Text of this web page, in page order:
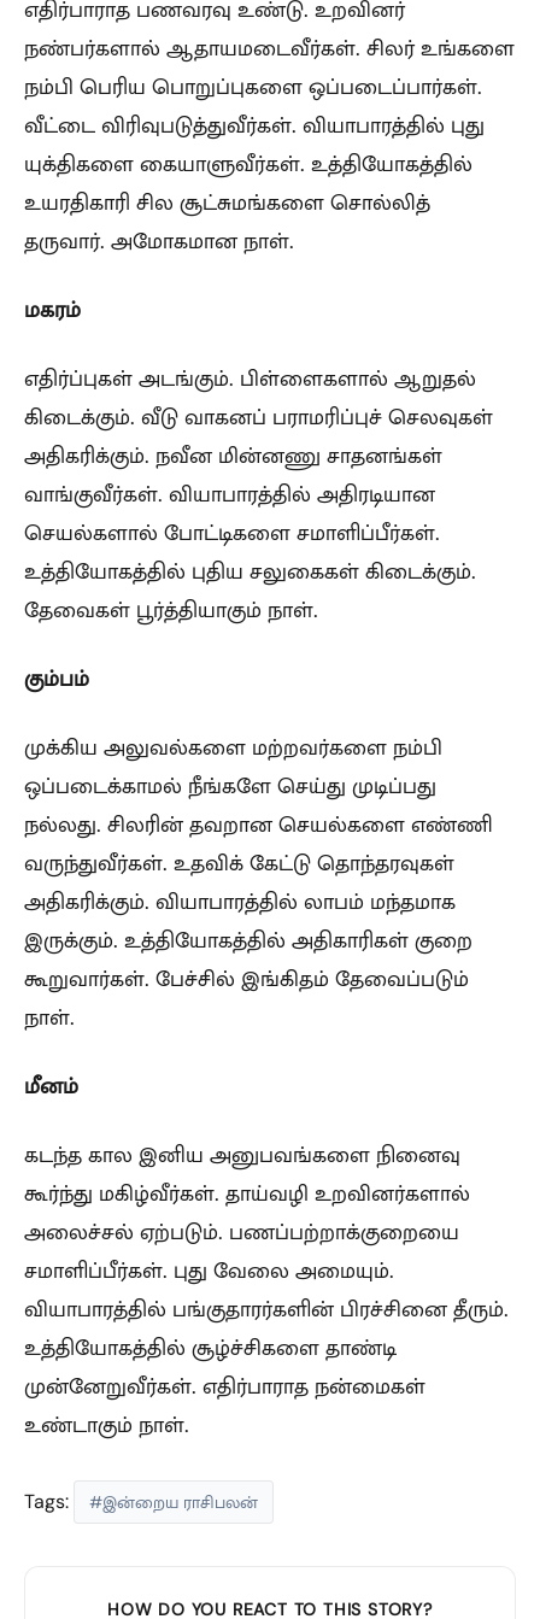
எதிர்பாராத பணவரவு உண்டு. உறவினர்
நண்பர்களால் ஆதாயமடைவீர்கள். சிலர் உங்களை
நம்பி பெரிய பொறுப்புகளை ஒப்படைப்பார்கள்.
வீட்டை விரிவுபடுத்துவீர்கள். வியாபாரத்தில் புது
யுக்திகளை கையாளுவீர்கள். உத்தியோகத்தில்
உயரதிகாரி சில சூட்சுமங்களை சொல்லித்
தருவார். அமோகமான நாள்.
மகரம்
எதிர்ப்புகள் அடங்கும். பிள்ளைகளால் ஆறுதல்
கிடைக்கும். வீடு வாகனப் பராமரிப்புச் செலவுகள்
அதிகரிக்கும். நவீன மின்னணு சாதனங்கள்
வாங்குவீர்கள். வியாபாரத்தில் அதிரடியான
செயல்களால் போட்டிகளை சமாளிப்பீர்கள்.
உத்தியோகத்தில் புதிய சலுகைகள் கிடைக்கும்.
தேவைகள் பூர்த்தியாகும் நாள்.
கும்பம்
முக்கிய அலுவல்களை மற்றவர்களை நம்பி
ஒப்படைக்காமல் நீங்களே செய்து முடிப்பது
நல்லது. சிலரின் தவறான செயல்களை எண்ணி
வருந்துவீர்கள். உதவிக் கேட்டு தொந்தரவுகள்
அதிகரிக்கும். வியாபாரத்தில் லாபம் மந்தமாக
இருக்கும். உத்தியோகத்தில் அதிகாரிகள் குறை
கூறுவார்கள். பேச்சில் இங்கிதம் தேவைப்படும்
நாள்.
மீனம்
கடந்த கால இனிய அனுபவங்களை நினைவு
கூர்ந்து மகிழ்வீர்கள். தாய்வழி உறவினர்களால்
அலைச்சல் ஏற்படும். பணப்பற்றாக்குறையை
சமாளிப்பீர்கள். புது வேலை அமையும்.
வியாபாரத்தில் பங்குதாரர்களின் பிரச்சினை தீரும்.
உத்தியோகத்தில் சூழ்ச்சிகளை தாண்டி
முன்னேறுவீர்கள். எதிர்பாராத நன்மைகள்
உண்டாகும் நாள்.
Tags: #இன்றைய ராசிபலன்
HOW DO YOU REACT TO THIS STORY?